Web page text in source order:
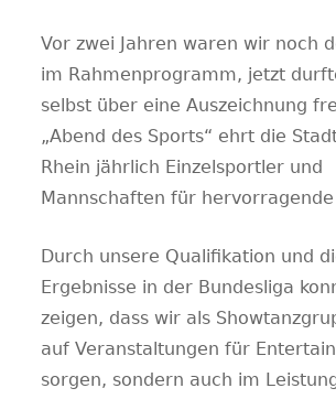
Vor zwei Jahren waren wir noch
im Rahmenprogramm, jetzt
selbst über eine Auszeichnung
„Abend des Sports“ ehrt die
Rhein jährlich Einzelsportler und
Mannschaften für
Durch unsere Qualifikation und
Ergebnisse in der Bundesliga
zeigen, dass wir als
auf Veranstaltungen für
sorgen, sondern auch im